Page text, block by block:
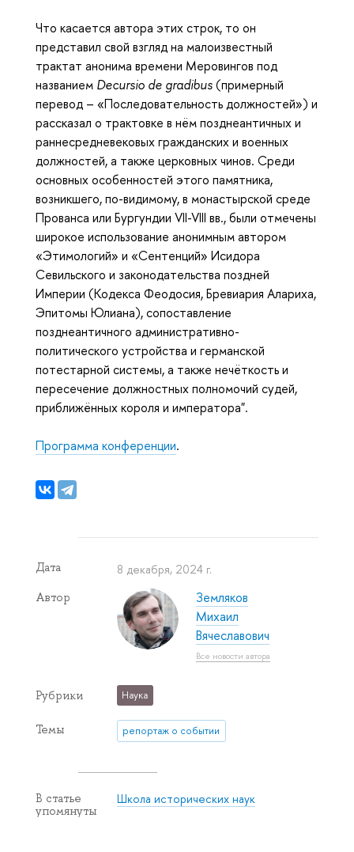
Что касается автора этих строк, то он
представил свой взглядна малоизвестный
трактат анонима времени Меровингов под
названием Decursio de gradibus(примерный
перевод – «Последовательность должностей») и
рассказал о трактовке в нём позднеантичных и
раннеcредневековых гражданских и военных
должностей, а также церковных чинов. Среди
основных особенностей этого памятника,
возникшего, по-видимому, в монастырской среде
Прованса или Бургундии VII-VIII вв., были отмечены
широкое использование анонимным автором
«Этимологий» и «Сентенций» Исидора
Севильского и законодательства поздней
Империи (Кодекса Феодосия, Бревиария Алариха,
Эпитомы Юлиана), сопоставление
позднеантичного административно-
политического устройства и германской
потестарной системы, а также нечёткость и
пересечение должностных полномочий судей,
приближённых короля и императора".
Программа конференции.
Дата 8 декабря, 2024 г.
Автор
Земляков
Михаил
Вячеславович
Все новости автора
Рубрики Наука
Темы репортаж о событии
В статье
упомянуты
Школа исторических наук